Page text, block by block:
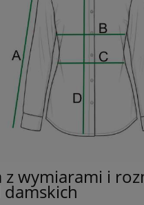
z wymiarami i
damskich